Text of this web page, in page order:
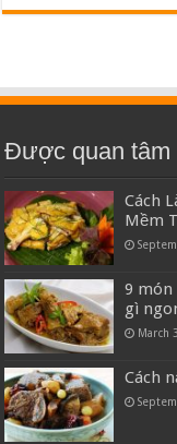
Được quan tâm
Cách
Mềm
9
gì
March
Cách